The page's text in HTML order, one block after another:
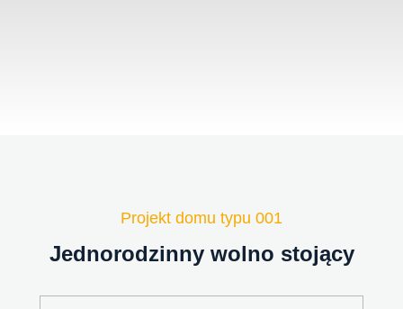
Projekt domu typu 001
Jednorodzinny wolno stojący